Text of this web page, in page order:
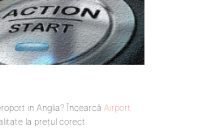
in Anglia? Încearcă Airport
la prețul corect.